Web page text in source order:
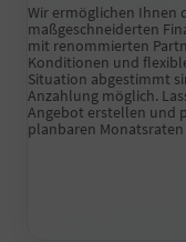
Wir ermöglichen Ihnen
maßgeschneiderten
mit renommierten
Konditionen und
Situation abgestimmt
Anzahlung möglich.
Angebot erstellen und
planbaren